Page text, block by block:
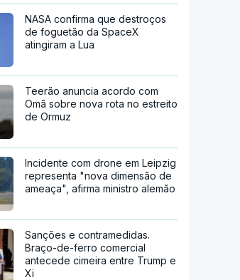
NASA confirma que destroços
de foguetão da SpaceX
atingiram a Lua
Teerão anuncia acordo com
Omã sobre nova rota no estreito
de Ormuz
Incidente com drone em Leipzig
representa "nova dimensão de
ameaça", afirma ministro alemão
Sanções e contramedidas.
Braço-de-ferro comercial
antecede cimeira entre Trump e
Xi